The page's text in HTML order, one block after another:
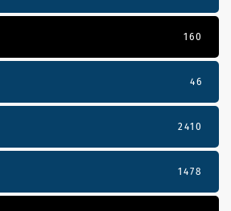
160
46
2410
1478